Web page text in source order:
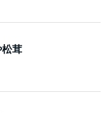
松茸